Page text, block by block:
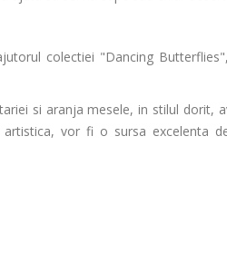
colectiei "Dancing
si aranja mesele, in stilul dorit,
vor fi o sursa excelenta